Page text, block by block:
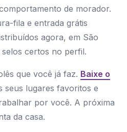
de morador.
fila e entrada grátis
agora, em São
certos no perfil.
que você já faz. Baixe o
seus lugares favoritos e
por você. A próxima
da casa.